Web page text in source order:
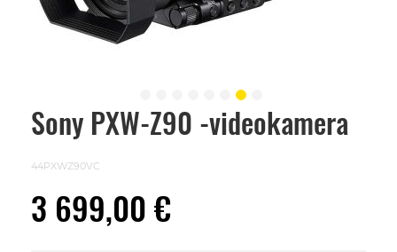
Sony PXW-Z90 -videokamera
44PXWZ90VC
3 699,00 €
Skip
images
gallery